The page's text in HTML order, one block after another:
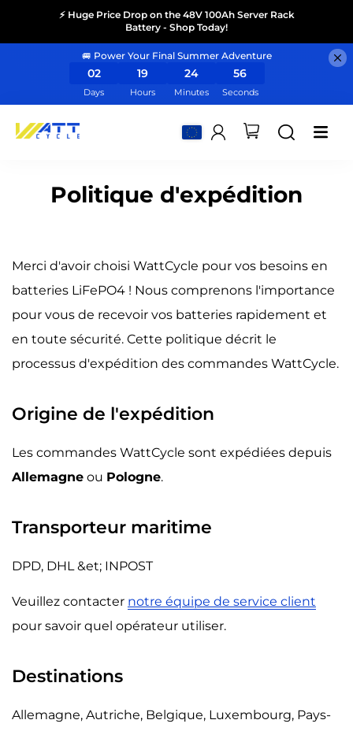
⚡ Huge Price Drop on the 48V 100Ah Server Rack
Battery - Shop Today!
🚐 Power Your Final Summer Adventure
02
Days
19
Hours
24
Minutes
55
Seconds
Politique d'expédition
Merci d'avoir choisi WattCycle pour vos besoins en
batteries LiFePO4 ! Nous comprenons l'importance
pour vous de recevoir vos batteries rapidement et
en toute sécurité. Cette politique décrit le
processus d'expédition des commandes WattCycle.
Origine de l'expédition
Les commandes WattCycle sont expédiées depuis
Allemagneou Pologne.
Transporteur maritime
DPD, DHL &et; INPOST
Veuillez contacter notre équipe de service client
pour savoir quel opérateur utiliser.
Destinations
Allemagne, Autriche, Belgique, Luxembourg, Pays-